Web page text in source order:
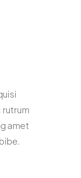
rutrum
amet